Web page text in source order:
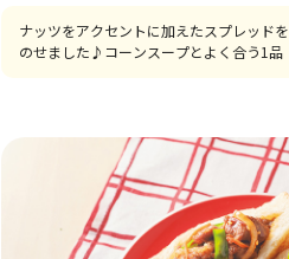
ナッツをアクセントに加えたスプレッドを
のせました♪コーンスープとよく合う1品